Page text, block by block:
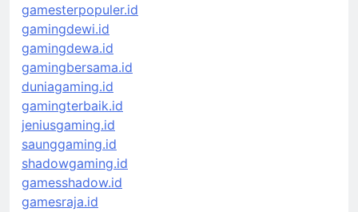
gamesterpopuler.id
gamingdewi.id
gamingdewa.id
gamingbersama.id
duniagaming.id
gamingterbaik.id
jeniusgaming.id
saunggaming.id
shadowgaming.id
gamesshadow.id
gamesraja.id